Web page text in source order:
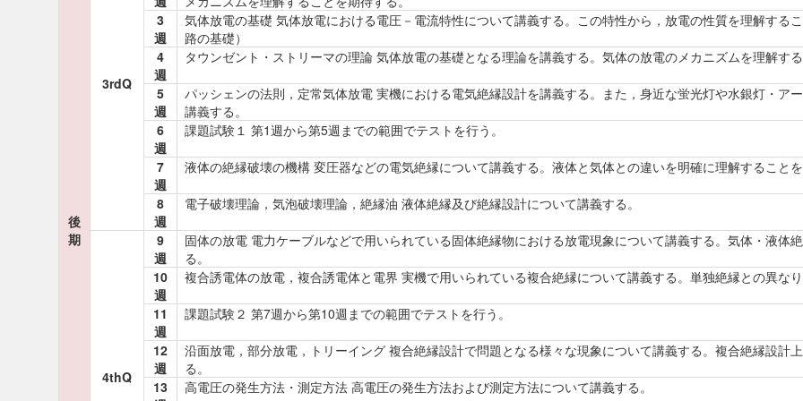
後
期
3rdQ
3
週
気体放電の基礎 気体放電における電圧－電流特性について講義する。この特性から，放電の性質を理解する
路の基礎）
4
週
タウンゼント・ストリーマの理論 気体放電の基礎となる理論を講義する。気体の放電のメカニズムを理解す
5
週
パッシェンの法則，定常気体放電 実機における電気絶縁設計を講義する。また，身近な蛍光灯や水銀灯・ア
講義する。
6
週
課題試験１ 第1週から第5週までの範囲でテストを行う。
7
週
液体の絶縁破壊の機構 変圧器などの電気絶縁について講義する。液体と気体との違いを明確に理解すること
8
週
電子破壊理論，気泡破壊理論，絶縁油 液体絶縁及び絶縁設計について講義する。
4thQ
9
週
固体の放電 電力ケーブルなどで用いられている固体絶縁物における放電現象について講義する。気体・液体
る。
10
週
複合誘電体の放電，複合誘電体と電界 実機で用いられている複合絶縁について講義する。単独絶縁との異な
11
週
課題試験２ 第7週から第10週までの範囲でテストを行う。
12
週
沿面放電，部分放電，トリーイング 複合絶縁設計で問題となる様々な現象について講義する。複合絶縁設計
る。
13
高電圧の発生方法・測定方法 高電圧の発生方法および測定方法について講義する。